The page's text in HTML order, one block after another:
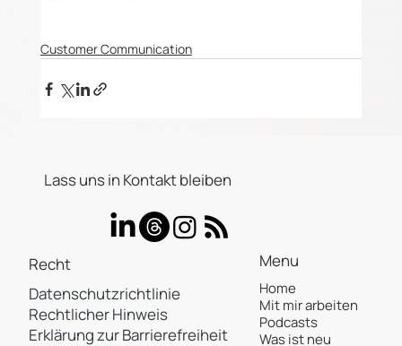
Customer Communication
Lass uns in Kontakt bleiben
Menu
Home
Mit mir arbeiten
Podcasts
Was ist neu
Recht
Datenschutzrichtlinie
Rechtlicher Hinweis
Erklärung zur Barrierefreiheit